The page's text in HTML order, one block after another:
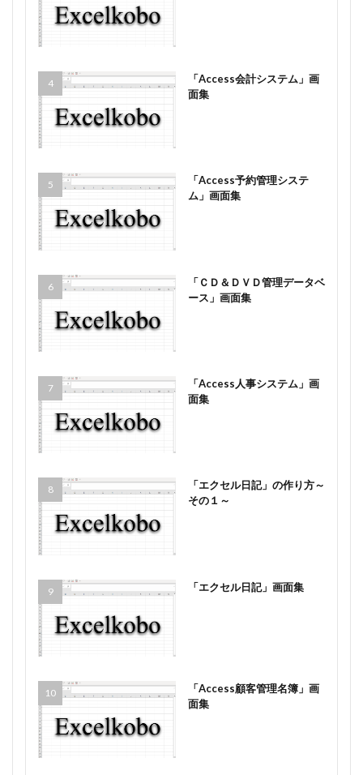
「Access会計システム」画
面集
「Access予約管理システ
ム」画面集
「ＣＤ＆ＤＶＤ管理データベ
ース」画面集
「Access人事システム」画
面集
「エクセル日記」の作り方～
その１～
「エクセル日記」画面集
「Access顧客管理名簿」画
面集